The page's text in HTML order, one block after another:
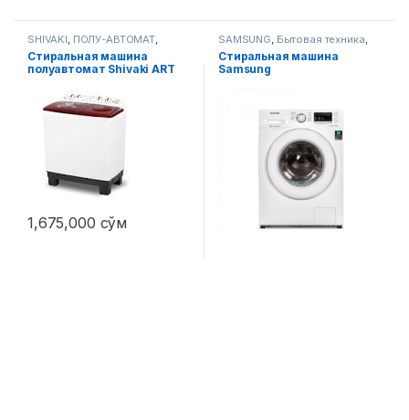
SHIVAKI, ПОЛУ-АВТОМАТ,
Стиральные машины
Стиральная машина
полуавтомат Shivaki ART
1,675,000 сўм
SAMSUNG, Бытовая техника,
Стиральные машины
Стиральная машина
Samsung